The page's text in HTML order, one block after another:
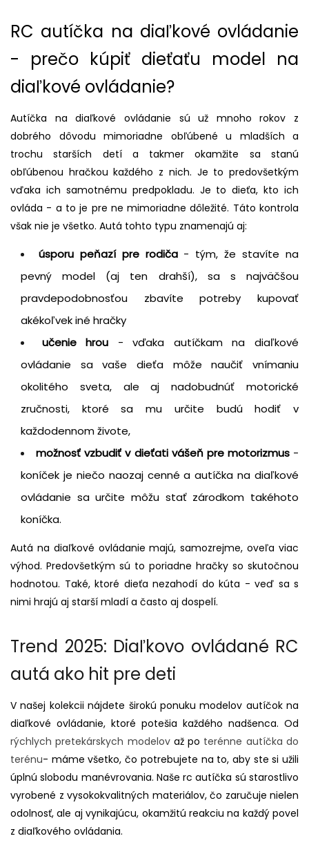
RC autíčka na diaľkové ovládanie
- prečo kúpiť dieťaťu model na
diaľkové ovládanie?
Autíčka na diaľkové ovládanie sú už mnoho rokov z
dobrého dôvodu mimoriadne obľúbené u mladších a
trochu starších detí a takmer okamžite sa stanú
obľúbenou hračkou každého z nich. Je to predovšetkým
vďaka ich samotnému predpokladu. Je to dieťa, kto ich
ovláda - a to je pre ne mimoriadne dôležité. Táto kontrola
však nie je všetko. Autá tohto typu znamenajú aj:
úsporu peňazí pre rodiča- tým, že stavíte na
pevný model (aj ten drahší), sa s najväčšou
pravdepodobnosťou zbavíte potreby kupovať
akékoľvek iné hračky
učenie hrou - vďaka autíčkam na diaľkové
ovládanie sa vaše dieťa môže naučiť vnímaniu
okolitého sveta, ale aj nadobudnúť motorické
zručnosti, ktoré sa mu určite budú hodiť v
každodennom živote,
možnosť vzbudiť v dieťati vášeň pre motorizmus-
koníček je niečo naozaj cenné a autíčka na diaľkové
ovládanie sa určite môžu stať zárodkom takéhoto
koníčka.
Autá na diaľkové ovládanie majú, samozrejme, oveľa viac
výhod. Predovšetkým sú to poriadne hračky so skutočnou
hodnotou. Také, ktoré dieťa nezahodí do kúta - veď sa s
nimi hrajú aj starší mladí a často aj dospelí.
Trend 2025: Diaľkovo ovládané RC
autá ako hit pre deti
V našej kolekcii nájdete širokú ponuku modelov autíčok na
diaľkové ovládanie, ktoré potešia každého nadšenca. Od
rýchlych pretekárskych modelovaž po terénne autíčka do
terénu- máme všetko, čo potrebujete na to, aby ste si užili
úplnú slobodu manévrovania. Naše rc autíčka sú starostlivo
vyrobené z vysokokvalitných materiálov, čo zaručuje nielen
odolnosť, ale aj vynikajúcu, okamžitú reakciu na každý povel
z diaľkového ovládania.